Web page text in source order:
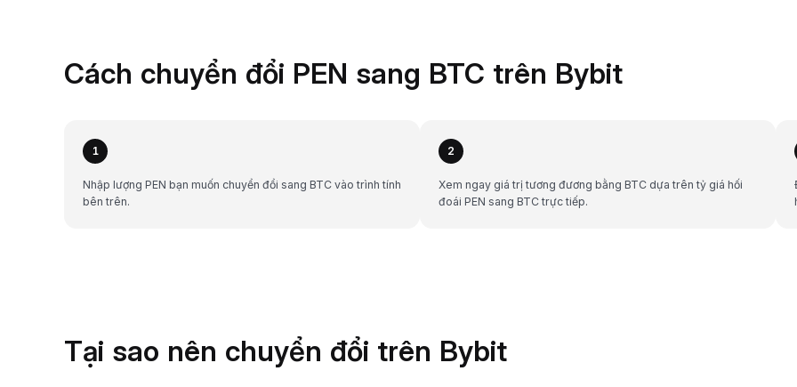
Cách chuyển đổi PEN sang BTC trên Bybit
1
Nhập lượng PEN bạn muốn chuyển đổi sang BTC vào trình tính
bên trên.
2
Xem ngay giá trị tương đương bằng BTC dựa trên tỷ giá hối
đoái PEN sang BTC trực tiếp.
Tại sao nên chuyển đổi trên Bybit